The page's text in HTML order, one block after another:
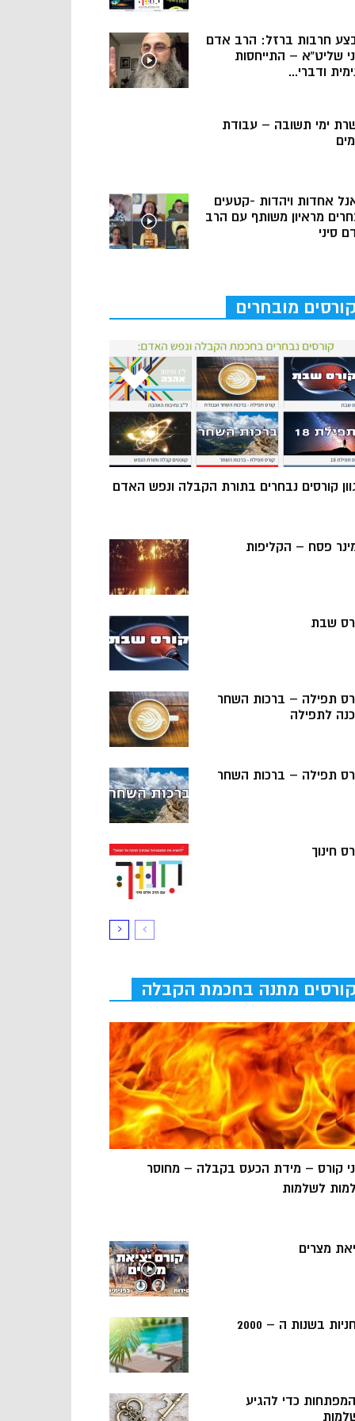
חרבות ברזל: הרב אדם
שליט”א – התייחסות
ודברי...
ימי תשובה – עבודת
אחדות ויהדות -קטעים
מראיון משותף עם הרב
סיני
קורסים מובחרים
קורסים נבחרים בתורת הקבלה ונפש האדם
פסח – הקליפות
שבת
תפילה – ברכות השחר
לתפילה
תפילה – ברכות השחר
חינוך
קורסים מתנה בחכמת הקבלה
קורס – מידת הכעס בקבלה – מחוסר
לשלמות
מצרים
בשנות ה – 2000
5 המפתחות כדי להגיע